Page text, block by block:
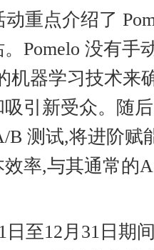
重点介绍了
Pomelo 没有手
机器学习技术来
引新受众。随后
B 测试,将进阶赋
率,与其通常的
日至12月31日期